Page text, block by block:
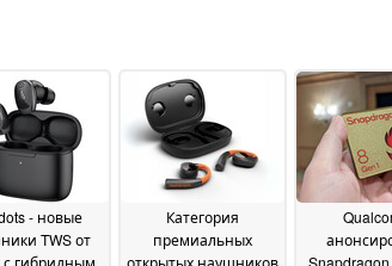
- новые
TWS от
Категория
премиальных